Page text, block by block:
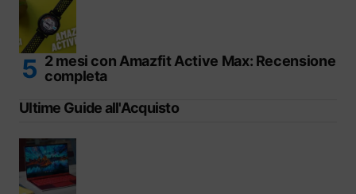
2 mesi con Amazfit Active Max: Recensione
completa
Ultime Guide all'Acquisto